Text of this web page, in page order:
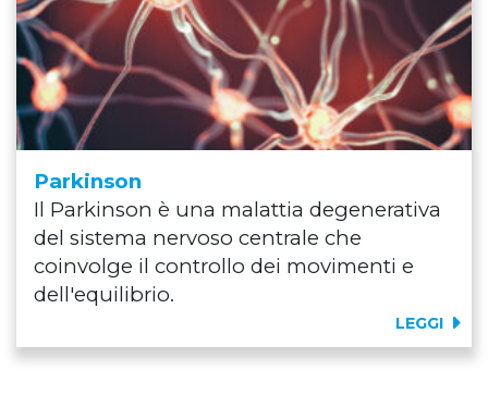
Parkinson
Il Parkinson è una malattia degenerativa
del sistema nervoso centrale che
coinvolge il controllo dei movimenti e
dell'equilibrio.
LEGGI